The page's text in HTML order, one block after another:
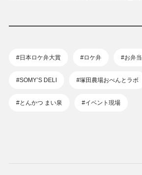
#日本ロケ弁大賞 #ロケ弁 #お弁当
#SOMY’S DELI #塚田農場おべんとラボ
#とんかつ まい泉 #イベント現場